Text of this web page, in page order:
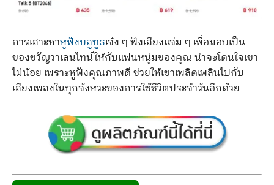
การเสาะหาหูฟังบลูทูธเจ๋ง ๆ ฟังเสียงแจ่ม ๆ เพื่อมอบเป็น
ของขวัญวาเลนไทน์ให้กับแฟนหนุ่มของคุณ น่าจะโดนใจเขา
ไม่น้อย เพราะหูฟังคุณภาพดี ช่วยให้เขาเพลิดเพลินไปกับ
เสียงเพลงในทุกจังหวะของการใช้ชีวิตประจำวันอีกด้วย